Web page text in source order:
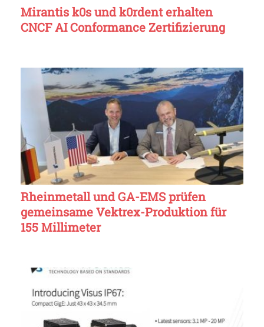
Mirantis k0s und k0rdent erhalten
CNCF AI Conformance Zertifizierung
Rheinmetall und GA-EMS prüfen
gemeinsame Vektrex-Produktion für
155 Millimeter